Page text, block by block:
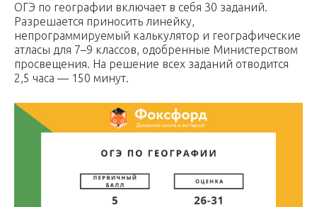
ОГЭ по географии включает в себя 30 заданий.
Разрешается приносить линейку,
непрограммируемый калькулятор и географические
атласы для 7–9 классов, одобренные Министерством
просвещения. На решение всех заданий отводится
2,5 часа — 150 минут.